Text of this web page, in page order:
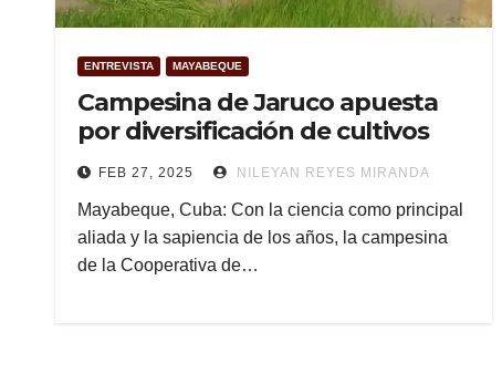
ENTREVISTA MAYABEQUE
Campesina de Jaruco apuesta
por diversificación de cultivos
FEB 27, 2025 NILEYAN REYES MIRANDA
Mayabeque, Cuba: Con la ciencia como principal
aliada y la sapiencia de los años, la campesina
de la Cooperativa de…